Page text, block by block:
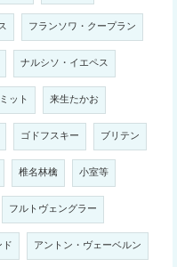
フランソワ・クープラン
ナルシソ・イエペス
ット 来生たかお
ゴドフスキー ブリテン
椎名林檎 小室等
フルトヴェングラー
アントン・ヴェーベルン